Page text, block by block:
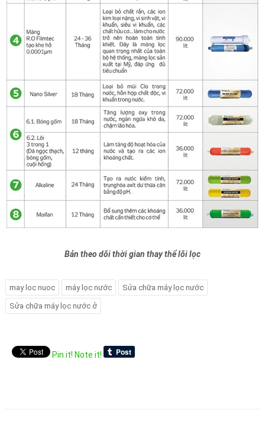
Bản theo dõi thời gian thay thể lõi lọc
may loc nuoc máy lọc nước Sửa chữa máy lọc nước
Sửa chữa máy lọc nước ở
Pin it! Note it!